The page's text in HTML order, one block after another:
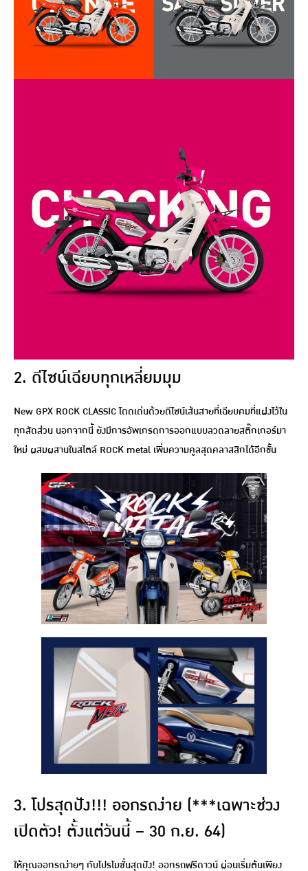
2. ดีไซน์เฉียบทุกเหลี่ยมมุม
New GPX ROCK CLASSIC โดดเด่นด้วยดีไซน์เส้นสายที่เฉียบคมที่แฝงไว้ใน
ทุกสัดส่วน นอกจากนี้ ยังมีการอัพเกรดการออกแบบลวดลายสติ๊กเกอร์มา
ใหม่ ผสมผสานในสไตล์ ROCK metal เพิ่มความคูลสุดคลาสสิกได้อีกขั้น
3. โปรสุดปัง!!! ออกรถง่าย (***เฉพาะช่วง
เปิดตัว! ตั้งแต่วันนี้ – 30 ก.ย. 64)
ให้คุณออกรถง่ายๆ กับโปรโมชั่นสุดปัง! ออกรถฟรีดาวน์ ผ่อนเริ่มต้นเพียง